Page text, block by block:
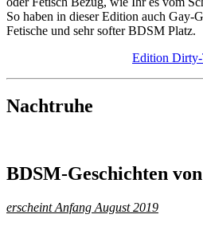
So haben in dieser Edition auch Gay-
Fetische und sehr softer BDSM Platz.
Edition
Nachtruhe
BDSM-Geschichten
erscheint Anfang August 2019